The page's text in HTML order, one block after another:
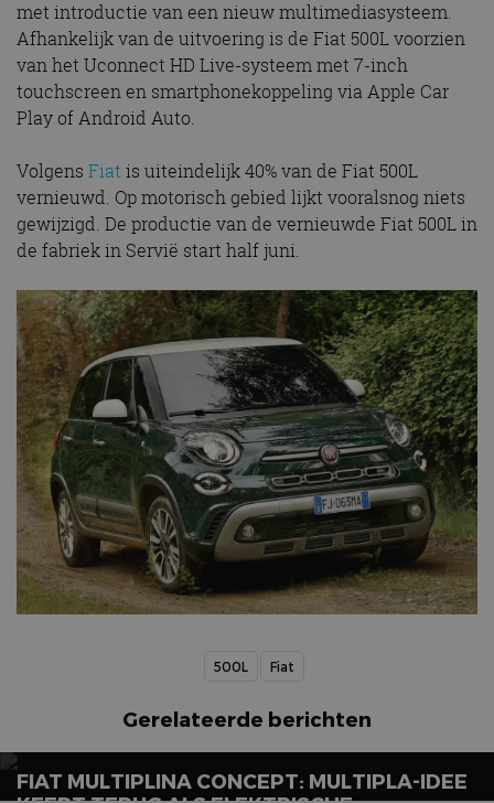
met introductie van een nieuw multimediasysteem.
Afhankelijk van de uitvoering is de Fiat 500L voorzien
van het Uconnect HD Live-systeem met 7-inch
touchscreen en smartphonekoppeling via Apple Car
Play of Android Auto.
Volgens Fiat is uiteindelijk 40% van de Fiat 500L
vernieuwd. Op motorisch gebied lijkt vooralsnog niets
gewijzigd. De productie van de vernieuwde Fiat 500L in
de fabriek in Servië start half juni.
500L Fiat
Gerelateerde berichten
FIAT MULTIPLINA CONCEPT: MULTIPLA-IDEE